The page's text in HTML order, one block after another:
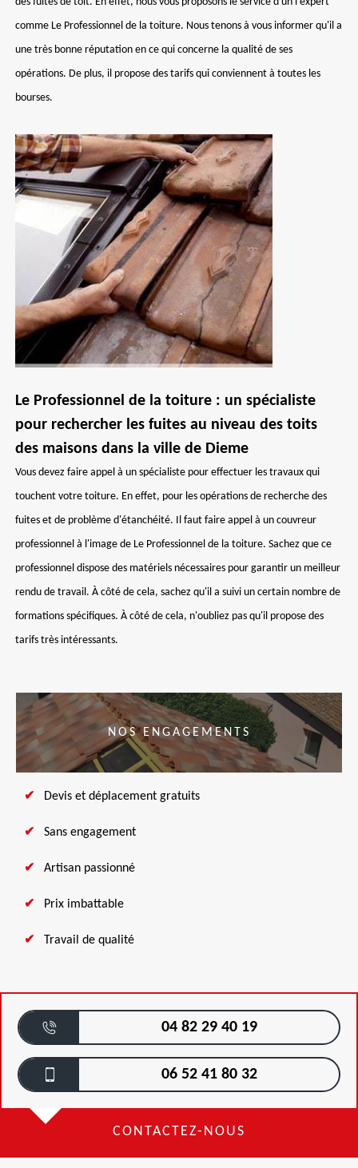
comme Le Professionnel de la toiture. Nous tenons à vous informer qu'il a
une très bonne réputation en ce qui concerne la qualité de ses
opérations. De plus, il propose des tarifs qui conviennent à toutes les
bourses.
Le Professionnel de la toiture : un spécialiste
pour rechercher les fuites au niveau des toits
des maisons dans la ville de Dieme
Vous devez faire appel à un spécialiste pour effectuer les travaux qui
touchent votre toiture. En effet, pour les opérations de recherche des
fuites et de problème d'étanchéité. Il faut faire appel à un couvreur
professionnel à l'image de Le Professionnel de la toiture. Sachez que ce
professionnel dispose des matériels nécessaires pour garantir un meilleur
rendu de travail. À côté de cela, sachez qu'il a suivi un certain nombre de
formations spécifiques. À côté de cela, n'oubliez pas qu'il propose des
tarifs très intéressants.
NOS ENGAGEMENTS
Devis et déplacement gratuits
Sans engagement
Artisan passionné
Prix imbattable
Travail de qualité
04 82 29 40 19
06 52 41 80 32
CONTACTEZ-NOUS